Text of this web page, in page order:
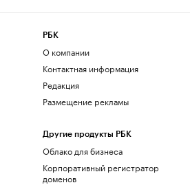
РБК
О компании
Контактная информация
Редакция
Размещение рекламы
Другие продукты РБК
Облако для бизнеса
Корпоративный регистратор
доменов